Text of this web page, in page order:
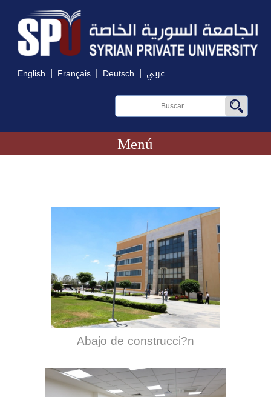
English | Français | Deutsch | عربي
Menú
Abajo de construcci?n